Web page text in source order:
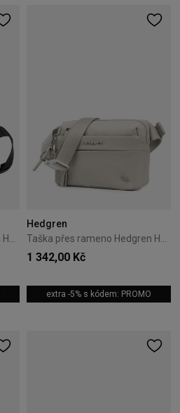
Taška přes rameno Hedgren Hogo 2,5L Černá
Hedgren
Taška přes rameno Hedgren Hogo 2,5L Pussywillow Grey
1 342,00 Kč
extra -5% s kódem: PROMO